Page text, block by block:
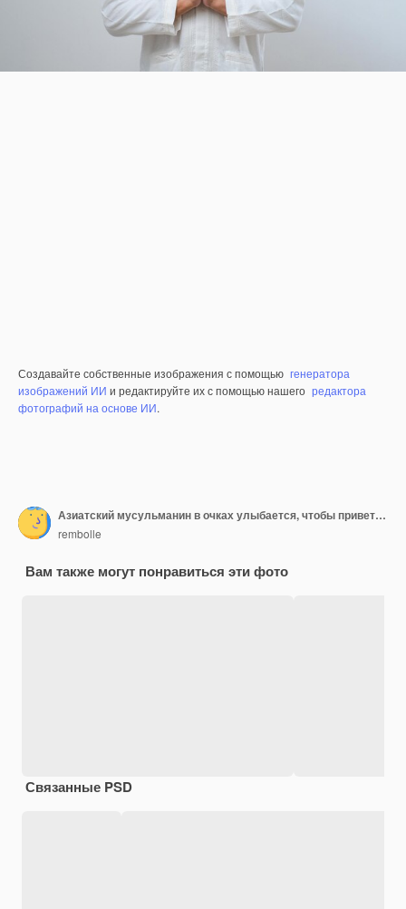
Создавайте собственные изображения с помощью генератора
изображений ИИ и редактируйте их с помощью нашего редактора
фотографий на основе ИИ.
Азиатский мусульманин в очках улыбается, чтобы приветствовать во время празднования Рамадана и Ид аль-Фитр на белом фоне
rembolle
Вам также могут понравиться эти фото
Связанные PSD